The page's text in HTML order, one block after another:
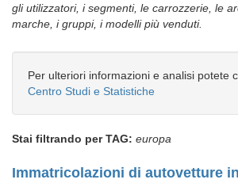
gli utilizzatori, i segmenti, le carrozzerie, le
marche, i gruppi, i modelli più venduti.
Per ulteriori informazioni e analisi potete
Centro Studi e Statistiche
Stai filtrando per TAG: europa
Immatricolazioni di autovetture